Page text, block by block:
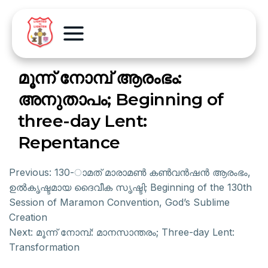
മൂന്ന് നോമ്പ് ആരംഭം:
അനുതാപം; Beginning of
three-day Lent:
Repentance
Previous: 130-ാമത് മാരാമണ്‍ കണ്‍വന്‍ഷന്‍ ആരംഭം,
ഉല്‍കൃഷ്ടമായ ദൈവീക സൃഷ്ടി; Beginning of the 130th
Session of Maramon Convention, God’s Sublime
Creation
Next: മൂന്ന് നോമ്പ്: മാനസാന്തരം; Three-day Lent:
Transformation